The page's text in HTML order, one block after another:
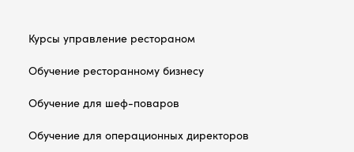
Курсы управление рестораном
Обучение ресторанному бизнесу
Обучение для шеф-поваров
Обучение для операционных директоров